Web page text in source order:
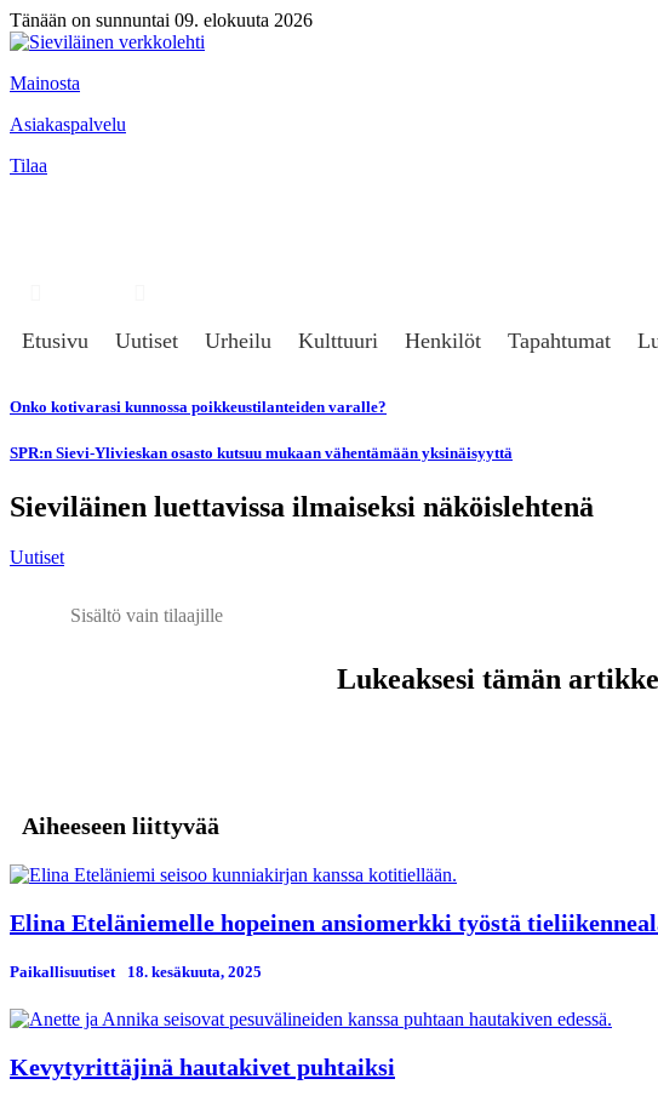
Tänään on sunnuntai 09. elokuuta 2026
Mainosta
Asiakaspalvelu
Tilaa
Etusivu Uutiset Urheilu Kulttuuri Henkilöt Tapahtumat
Onko kotivarasi kunnossa poikkeustilanteiden varalle?
SPR:n Sievi-Ylivieskan osasto kutsuu mukaan vähentämään yksinäisyyttä
Sieviläinen luettavissa ilmaiseksi näköislehtenä
Uutiset
Sisältö vain tilaajille
Lukeaksesi tämän
Aiheeseen liittyvää
Elina Eteläniemelle hopeinen ansiomerkki työstä
Paikallisuutiset 18. kesäkuuta, 2025
Kevytyrittäjinä hautakivet puhtaiksi